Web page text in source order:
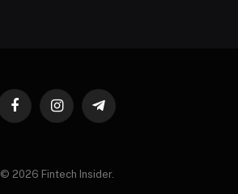
FacebookInstagramTelegram
© 2026 Fintech Insider.